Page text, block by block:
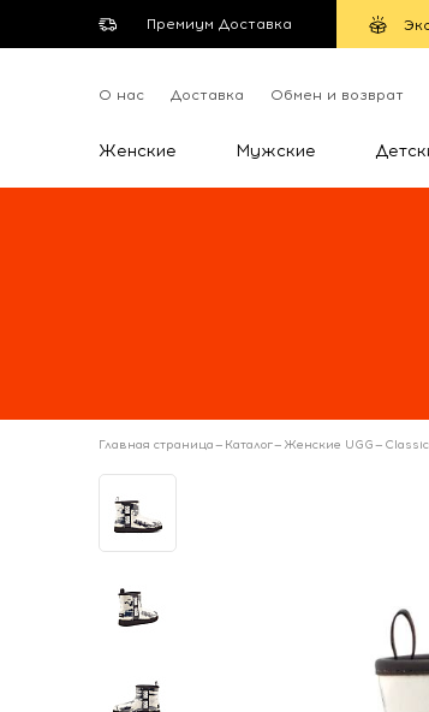
Премиум Доставка
О нас Доставка Обмен и возврат
Женские Мужские
Главная страница— Каталог— Женские UGG—